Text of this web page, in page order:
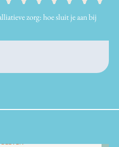
zorg: hoe sluit je aan bij